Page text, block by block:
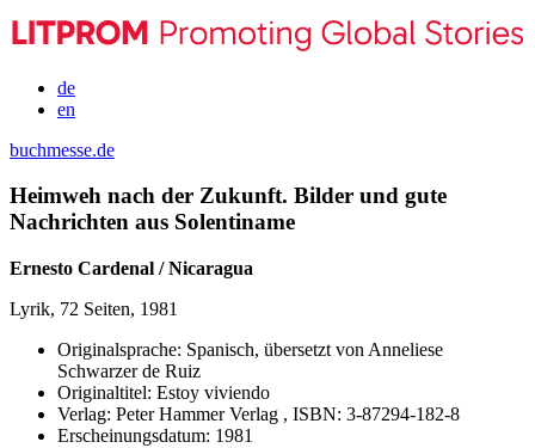
de
en
buchmesse.de
Heimweh nach der Zukunft. Bilder und gute
Nachrichten aus Solentiname
Ernesto Cardenal / Nicaragua
Lyrik, 72 Seiten, 1981
Originalsprache: Spanisch, übersetzt von Anneliese
Schwarzer de Ruiz
Originaltitel: Estoy viviendo
Verlag: Peter Hammer Verlag , ISBN: 3-87294-182-8
Erscheinungsdatum: 1981